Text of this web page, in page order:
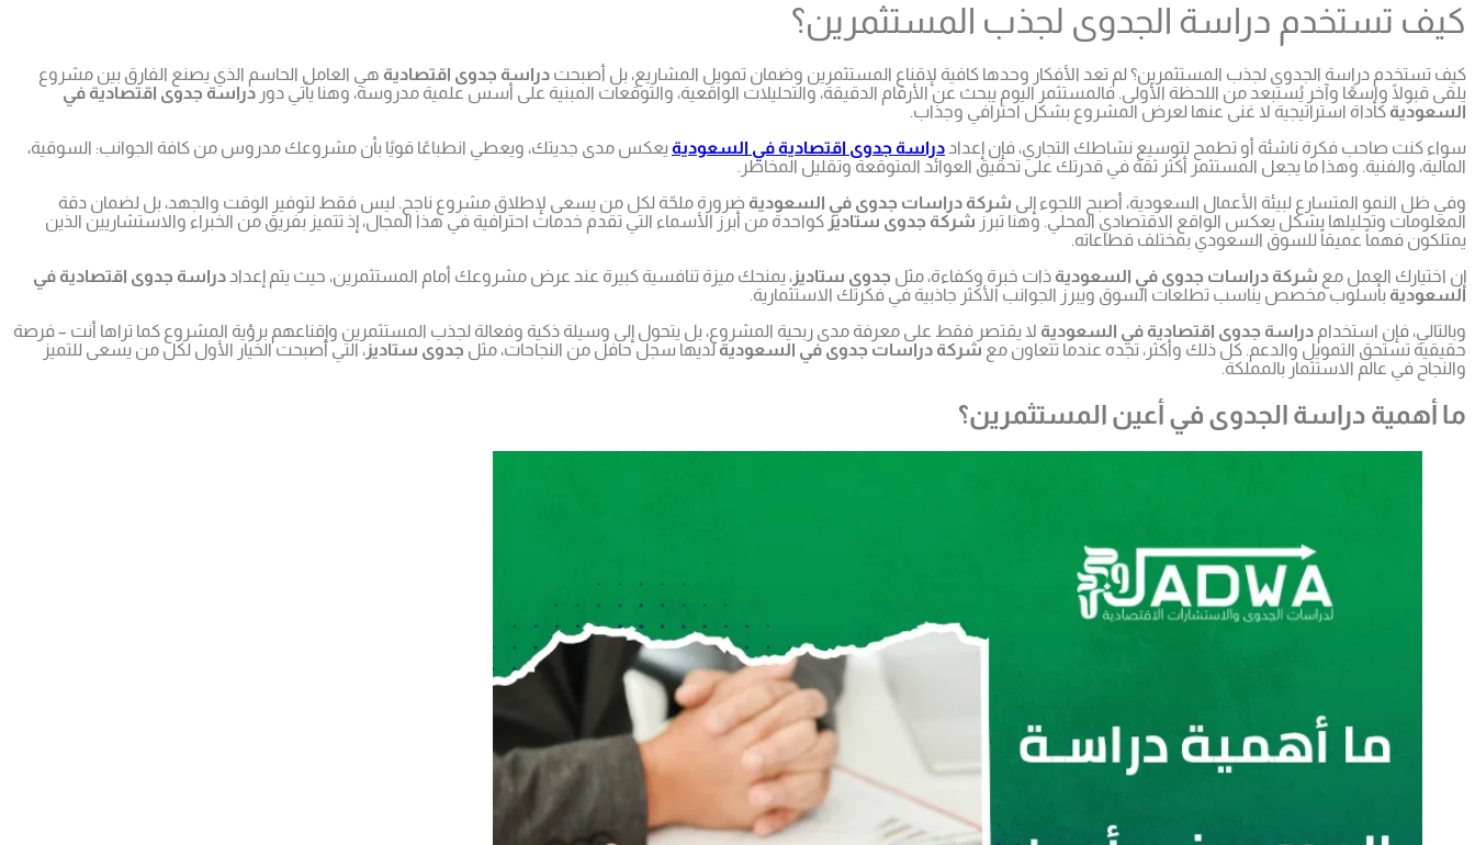
كيف تستخدم دراسة الجدوى لجذب المستثمرين؟
كيف تستخدم دراسة الجدوى لجذب المستثمرين؟ لم تعد الأفكار وحدها كافية لإقناع المستثمرين وضمان تمويل المشاريع، بل أصبحت دراسة جدوى اقتصادية هي العامل الحاسم الذي يصنع الفارق بين مشروع
يلقى قبولًا واسعًا وآخر يُستبعد من اللحظة الأولى. فالمستثمر اليوم يبحث عن الأرقام الدقيقة، والتحليلات الواقعية، والتوقعات المبنية على أسس علمية مدروسة، وهنا يأتي دور دراسة جدوى اقتصادية في
السعودية كأداة استراتيجية لا غنى عنها لعرض المشروع بشكل احترافي وجذاب.
سواء كنت صاحب فكرة ناشئة أو تطمح لتوسيع نشاطك التجاري، فإن إعداد دراسة جدوى اقتصادية في السعودية يعكس مدى جديتك، ويعطي انطباعًا قويًا بأن مشروعك مدروس من كافة الجوانب: السوقية،
المالية، والفنية. وهذا ما يجعل المستثمر أكثر ثقة في قدرتك على تحقيق العوائد المتوقعة وتقليل المخاطر.
وفي ظل النمو المتسارع لبيئة الأعمال السعودية، أصبح اللجوء إلى شركة دراسات جدوى في السعودية ضرورة ملحّة لكل من يسعى لإطلاق مشروع ناجح. ليس فقط لتوفير الوقت والجهد، بل لضمان دقة
المعلومات وتحليلها بشكل يعكس الواقع الاقتصادي المحلي. وهنا تبرز شركة جدوى ستاديز كواحدة من أبرز الأسماء التي تقدم خدمات احترافية في هذا المجال، إذ تتميز بفريق من الخبراء والاستشاريين الذين
يمتلكون فهماً عميقاً للسوق السعودي بمختلف قطاعاته.
إن اختيارك العمل مع شركة دراسات جدوى في السعودية ذات خبرة وكفاءة، مثل جدوى ستاديز، يمنحك ميزة تنافسية كبيرة عند عرض مشروعك أمام المستثمرين، حيث يتم إعداد دراسة جدوى اقتصادية في
السعودية بأسلوب مخصص يناسب تطلعات السوق ويبرز الجوانب الأكثر جاذبية في فكرتك الاستثمارية.
وبالتالي، فإن استخدام دراسة جدوى اقتصادية في السعودية لا يقتصر فقط على معرفة مدى ربحية المشروع، بل يتحول إلى وسيلة ذكية وفعالة لجذب المستثمرين وإقناعهم برؤية المشروع كما تراها أنت – فرصة
حقيقية تستحق التمويل والدعم. كل ذلك وأكثر، تجده عندما تتعاون مع شركة دراسات جدوى في السعوديةلديها سجل حافل من النجاحات، مثل جدوى ستاديز، التي أصبحت الخيار الأول لكل من يسعى للتميز
والنجاح في عالم الاستثمار بالمملكة.
ما أهمية دراسة الجدوى في أعين المستثمرين؟